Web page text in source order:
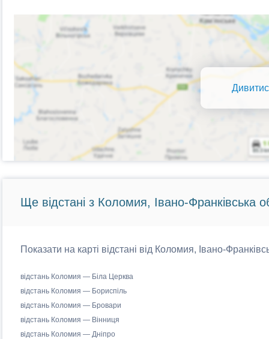
Ще відстані з Коломия, Івано-Франківська
Показати на карті відстані від Коломия, Івано-
відстань Коломия — Біла Церква
відстань Коломия — Бориспіль
відстань Коломия — Бровари
відстань Коломия — Вінниця
відстань Коломия — Дніпро